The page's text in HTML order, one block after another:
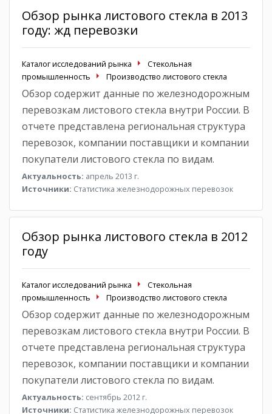
Обзор рынка листового стекла в 2013
году: жд перевозки
Каталог исследований рынка
Стекольная
промышленность
Производство листового стекла
Обзор содержит данные по железнодорожным
перевозкам листового стекла внутри России. В
отчете представлена региональная структура
перевозок, компании поставщики и компании
покупатели листового стекла по видам.
Актуальность: апрель 2013 г.
Источники: Статистика железнодорожных перевозок
Обзор рынка листового стекла в 2012
году
Каталог исследований рынка
Стекольная
промышленность
Производство листового стекла
Обзор содержит данные по железнодорожным
перевозкам листового стекла внутри России. В
отчете представлена региональная структура
перевозок, компании поставщики и компании
покупатели листового стекла по видам.
Актуальность: сентябрь 2012 г.
Источники: Статистика железнодорожных перевозок